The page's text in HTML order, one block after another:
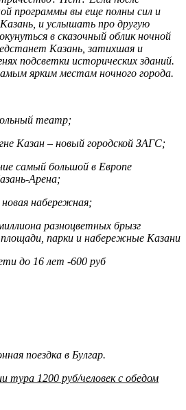
программы вы еще полны сил и
и услышать про другую
в сказочный облик ночной
Казань, затихшая и
подсветки исторических зданий.
ярким местам ночного города.
театр;
Казан – новый городской ЗАГС;
самый большой в Европе
Арена;
новая набережная;
разноцветных брызг
парки и набережные Казани
до 16 лет -600 руб
поездка в Булгар.
тура 1200 руб/человек с обедом